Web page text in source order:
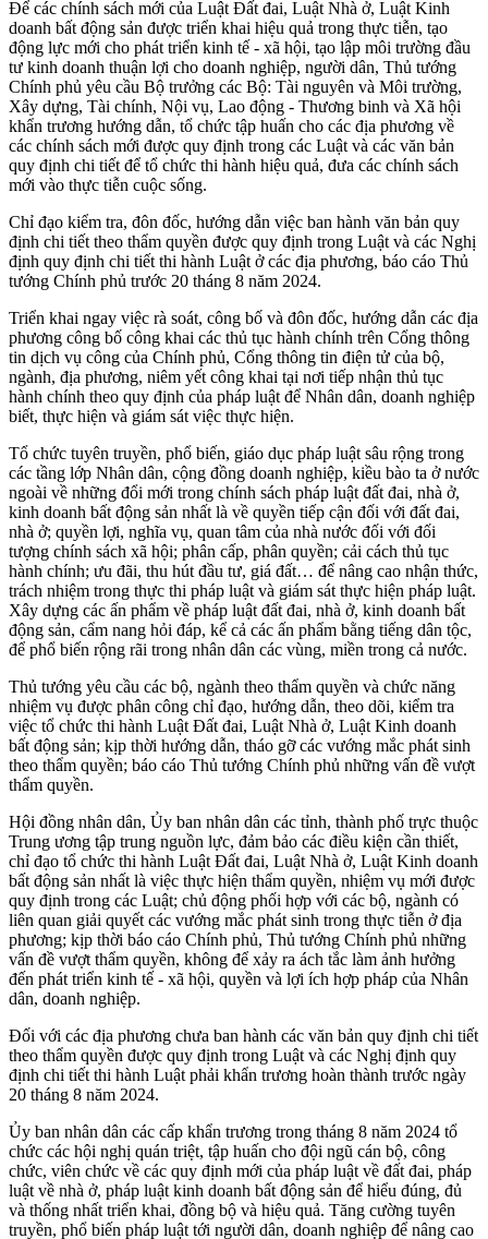
Để các chính sách mới của Luật Đất đai, Luật Nhà ở, Luật Kinh
doanh bất động sản được triển khai hiệu quả trong thực tiễn, tạo
động lực mới cho phát triển kinh tế - xã hội, tạo lập môi trường đầu
tư kinh doanh thuận lợi cho doanh nghiệp, người dân, Thủ tướng
Chính phủ yêu cầu Bộ trưởng các Bộ: Tài nguyên và Môi trường,
Xây dựng, Tài chính, Nội vụ, Lao động - Thương binh và Xã hội
khẩn trương hướng dẫn, tổ chức tập huấn cho các địa phương về
các chính sách mới được quy định trong các Luật và các văn bản
quy định chi tiết để tổ chức thi hành hiệu quả, đưa các chính sách
mới vào thực tiễn cuộc sống.
Chỉ đạo kiểm tra, đôn đốc, hướng dẫn việc ban hành văn bản quy
định chi tiết theo thẩm quyền được quy định trong Luật và các Nghị
định quy định chi tiết thi hành Luật ở các địa phương, báo cáo Thủ
tướng Chính phủ trước 20 tháng 8 năm 2024.
Triển khai ngay việc rà soát, công bố và đôn đốc, hướng dẫn các địa
phương công bố công khai các thủ tục hành chính trên Cổng thông
tin dịch vụ công của Chính phủ, Cổng thông tin điện tử của bộ,
ngành, địa phương, niêm yết công khai tại nơi tiếp nhận thủ tục
hành chính theo quy định của pháp luật để Nhân dân, doanh nghiệp
biết, thực hiện và giám sát việc thực hiện.
Tổ chức tuyên truyền, phổ biến, giáo dục pháp luật sâu rộng trong
các tầng lớp Nhân dân, cộng đồng doanh nghiệp, kiều bào ta ở nước
ngoài về những đổi mới trong chính sách pháp luật đất đai, nhà ở,
kinh doanh bất động sản nhất là về quyền tiếp cận đối với đất đai,
nhà ở; quyền lợi, nghĩa vụ, quan tâm của nhà nước đối với đối
tượng chính sách xã hội; phân cấp, phân quyền; cải cách thủ tục
hành chính; ưu đãi, thu hút đầu tư, giá đất… để nâng cao nhận thức,
trách nhiệm trong thực thi pháp luật và giám sát thực hiện pháp luật.
Xây dựng các ấn phẩm về pháp luật đất đai, nhà ở, kinh doanh bất
động sản, cẩm nang hỏi đáp, kể cả các ấn phẩm bằng tiếng dân tộc,
để phổ biến rộng rãi trong nhân dân các vùng, miền trong cả nước.
Thủ tướng yêu cầu các bộ, ngành theo thẩm quyền và chức năng
nhiệm vụ được phân công chỉ đạo, hướng dẫn, theo dõi, kiểm tra
việc tổ chức thi hành Luật Đất đai, Luật Nhà ở, Luật Kinh doanh
bất động sản; kịp thời hướng dẫn, tháo gỡ các vướng mắc phát sinh
theo thẩm quyền; báo cáo Thủ tướng Chính phủ những vấn đề vượt
thẩm quyền.
Hội đồng nhân dân, Ủy ban nhân dân các tỉnh, thành phố trực thuộc
Trung ương tập trung nguồn lực, đảm bảo các điều kiện cần thiết,
chỉ đạo tổ chức thi hành Luật Đất đai, Luật Nhà ở, Luật Kinh doanh
bất động sản nhất là việc thực hiện thẩm quyền, nhiệm vụ mới được
quy định trong các Luật; chủ động phối hợp với các bộ, ngành có
liên quan giải quyết các vướng mắc phát sinh trong thực tiễn ở địa
phương; kịp thời báo cáo Chính phủ, Thủ tướng Chính phủ những
vấn đề vượt thẩm quyền, không để xảy ra ách tắc làm ảnh hưởng
đến phát triển kinh tế - xã hội, quyền và lợi ích hợp pháp của Nhân
dân, doanh nghiệp.
Đối với các địa phương chưa ban hành các văn bản quy định chi tiết
theo thẩm quyền được quy định trong Luật và các Nghị định quy
định chi tiết thi hành Luật phải khẩn trương hoàn thành trước ngày
20 tháng 8 năm 2024.
Ủy ban nhân dân các cấp khẩn trương trong tháng 8 năm 2024 tổ
chức các hội nghị quán triệt, tập huấn cho đội ngũ cán bộ, công
chức, viên chức về các quy định mới của pháp luật về đất đai, pháp
luật về nhà ở, pháp luật kinh doanh bất động sản để hiểu đúng, đủ
và thống nhất triển khai, đồng bộ và hiệu quả. Tăng cường tuyên
truyền, phổ biến pháp luật tới người dân, doanh nghiệp để nâng cao